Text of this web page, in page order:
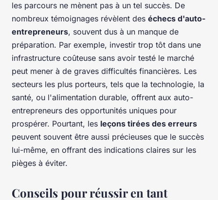
les parcours ne mènent pas à un tel succès. De
nombreux témoignages révèlent des échecs d'auto-
entrepreneurs, souvent dus à un manque de
préparation. Par exemple, investir trop tôt dans une
infrastructure coûteuse sans avoir testé le marché
peut mener à de graves difficultés financières. Les
secteurs les plus porteurs, tels que la technologie, la
santé, ou l'alimentation durable, offrent aux auto-
entrepreneurs des opportunités uniques pour
prospérer. Pourtant, les leçons tirées des erreurs
peuvent souvent être aussi précieuses que le succès
lui-même, en offrant des indications claires sur les
pièges à éviter.
Conseils pour réussir en tant